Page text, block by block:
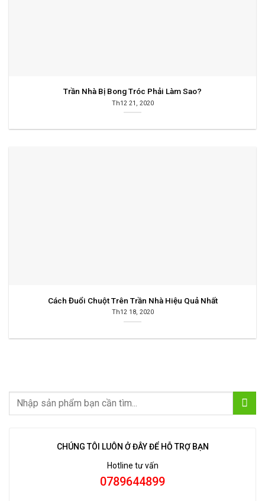
Trần Nhà Bị Bong Tróc Phải Làm Sao?
Th12 21, 2020
Cách Đuổi Chuột Trên Trần Nhà Hiệu Quả Nhất
Th12 18, 2020
CHÚNG TÔI LUÔN Ở ĐÂY ĐỂ HỖ TRỢ BẠN
Hotline tư vấn
0789644899